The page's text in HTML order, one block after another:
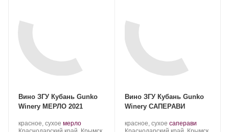
Вино ЗГУ Кубань Gunko
Winery МЕРЛО 2021
Производитель:
Gunko
красное, сухое .
Сорт
мерло.
Регион:
Вино ЗГУ Кубань Gunko
Winery САПЕРАВИ
Производитель:
Gunko
красное, сухое .
Сорт
саперави.
Регион: